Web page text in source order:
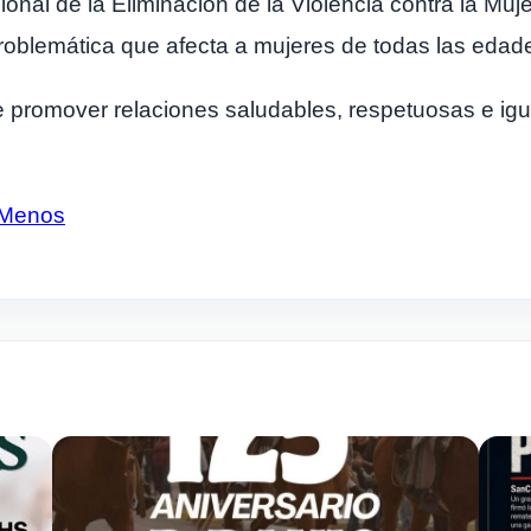
que afecta a mujeres de todas las
relaciones saludables, respetuosas e